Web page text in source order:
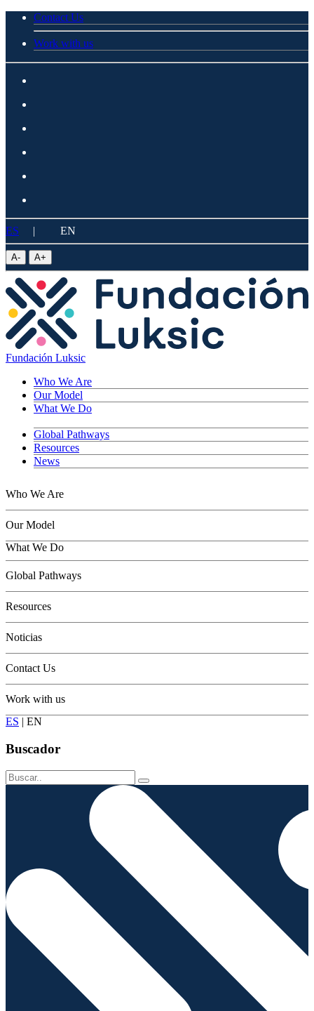
Contact Us
Work with us
ES | EN
A- A+
Fundación Luksic
Who We Are
Our Model
What We Do
Global Pathways
Resources
News
Who We Are
Our Model
What We Do
Youth
Adults
Seniors
Conservation
Global Pathways
Resources
Noticias
Contact Us
Work with us
ES | EN
Buscador